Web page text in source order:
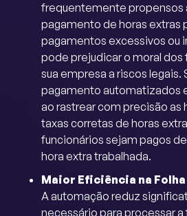
frequentemente propensos
pagamento de horas extras
pagamentos excessivos ou
pode prejudicar o moral
sua empresa a riscos
pagamento automatizados
ao rastrear com precisão as
taxas corretas de horas
funcionários sejam pagos
hora extra trabalhada.
Maior Eficiência na
A automação reduz
necessário para processar